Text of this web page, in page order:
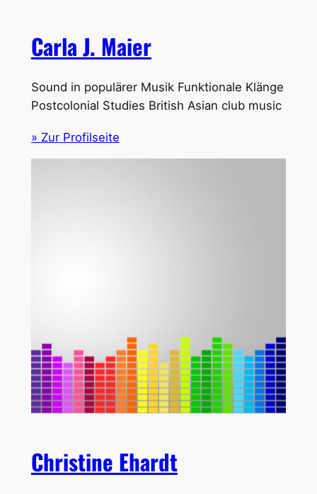
Carla J. Maier
Sound in populärer Musik Funktionale Klänge
Postcolonial Studies British Asian club music
» Zur Profilseite
Christine Ehardt